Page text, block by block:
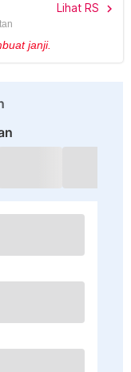
Lihat RS chevron_right
janji.